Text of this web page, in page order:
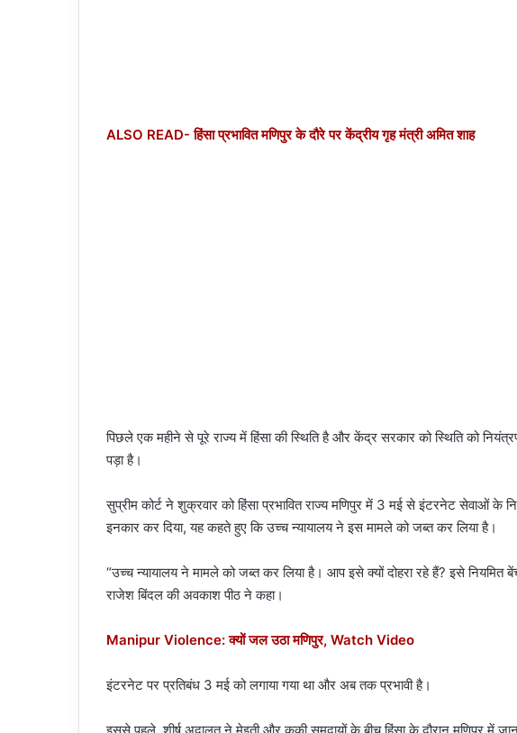
ALSO READ- हिंसा प्रभावित मणिपुर के दौरे पर केंद्रीय गृह मंत्री अमित शाह
पिछले एक महीने से पूरे राज्य में हिंसा की स्थिति है और केंद्र सरकार को स्थिति को
पड़ा है।
सुप्रीम कोर्ट ने शुक्रवार को हिंसा प्रभावित राज्य मणिपुर में 3 मई से इंटरनेट सेवाओं के
इनकार कर दिया, यह कहते हुए कि उच्च न्यायालय ने इस मामले को जब्त कर लिया है।
“उच्च न्यायालय ने मामले को जब्त कर लिया है। आप इसे क्यों दोहरा रहे हैं? इसे
राजेश बिंदल की अवकाश पीठ ने कहा।
Manipur Violence: क्यों जल उठा मणिपुर, Watch Video
इंटरनेट पर प्रतिबंध 3 मई को लगाया गया था और अब तक प्रभावी है।